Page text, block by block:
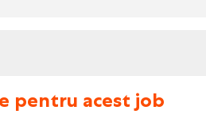
pentru acest job